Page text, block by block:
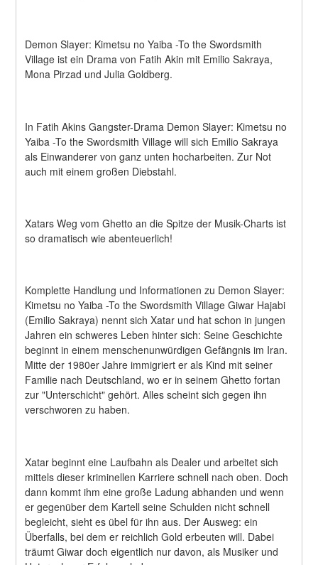
Demon Slayer: Kimetsu no Yaiba -To the Swordsmith
Village ist ein Drama von Fatih Akin mit Emilio Sakraya,
Mona Pirzad und Julia Goldberg.
In Fatih Akins Gangster-Drama Demon Slayer: Kimetsu no
Yaiba -To the Swordsmith Village will sich Emilio Sakraya
als Einwanderer von ganz unten hocharbeiten. Zur Not
auch mit einem großen Diebstahl.
Xatars Weg vom Ghetto an die Spitze der Musik-Charts ist
so dramatisch wie abenteuerlich!
Komplette Handlung und Informationen zu Demon Slayer:
Kimetsu no Yaiba -To the Swordsmith Village Giwar Hajabi
(Emilio Sakraya) nennt sich Xatar und hat schon in jungen
Jahren ein schweres Leben hinter sich: Seine Geschichte
beginnt in einem menschenunwürdigen Gefängnis im Iran.
Mitte der 1980er Jahre immigriert er als Kind mit seiner
Familie nach Deutschland, wo er in seinem Ghetto fortan
zur "Unterschicht" gehört. Alles scheint sich gegen ihn
verschworen zu haben.
Xatar beginnt eine Laufbahn als Dealer und arbeitet sich
mittels dieser kriminellen Karriere schnell nach oben. Doch
dann kommt ihm eine große Ladung abhanden und wenn
er gegenüber dem Kartell seine Schulden nicht schnell
begleicht, sieht es übel für ihn aus. Der Ausweg: ein
Überfalls, bei dem er reichlich Gold erbeuten will. Dabei
träumt Giwar doch eigentlich nur davon, als Musiker und